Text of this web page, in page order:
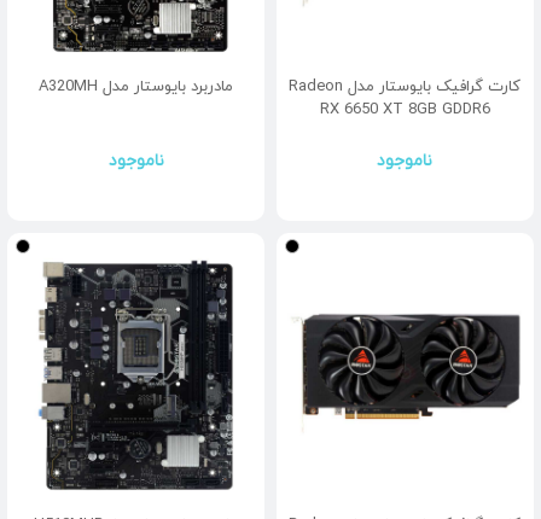
کارت گرافیک بایوستار مدل Radeon
RX 6650 XT 8GB GDDR6
ناموجود
مادربرد بایوستار مدل A320MH
ناموجود